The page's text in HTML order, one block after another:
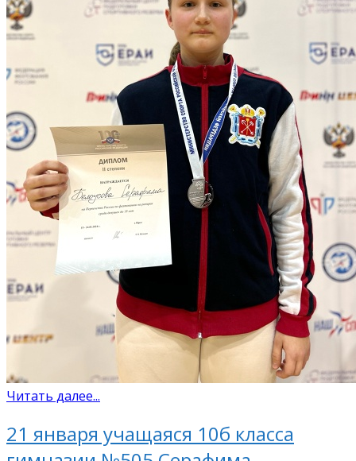
Читать далее...
21 января учащаяся 10б класса